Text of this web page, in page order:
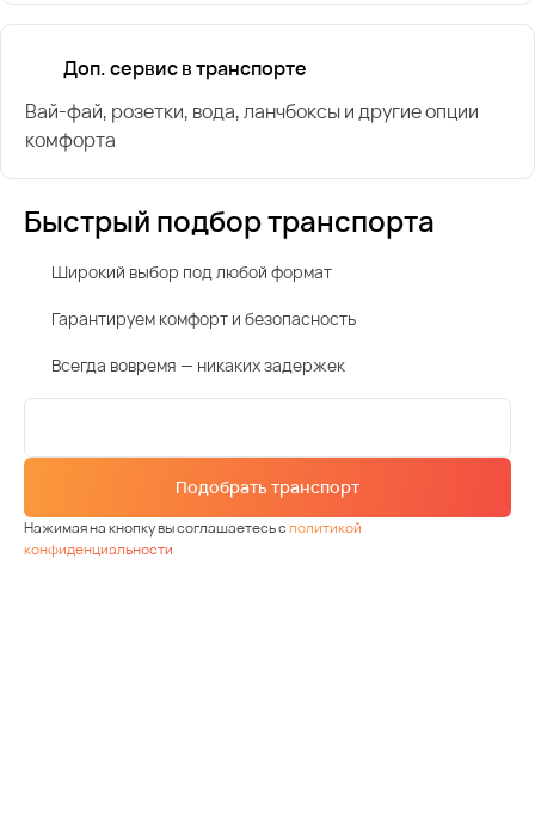
Доп. сервис в транспорте
Вай-фай, розетки, вода, ланчбоксы и другие опции
комфорта
Быстрый подбор транспорта
Широкий выбор под любой формат
Гарантируем комфорт и безопасность
Всегда вовремя — никаких задержек
Подобрать транспорт
Нажимая на кнопку вы соглашаетесь сполитикой
конфиденциальности